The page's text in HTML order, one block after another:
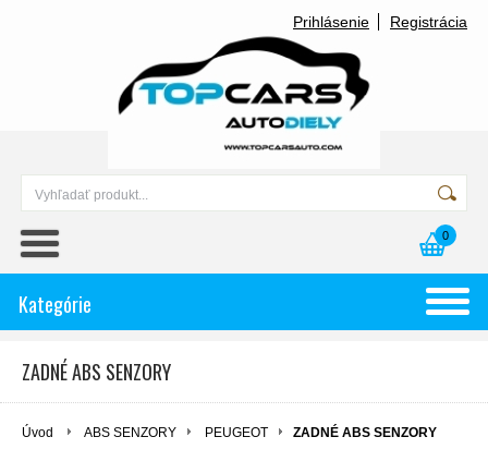
Prihlásenie Registrácia
0
Kategórie
ZADNÉ ABS SENZORY
Úvod ABS SENZORY PEUGEOT ZADNÉ ABS SENZORY